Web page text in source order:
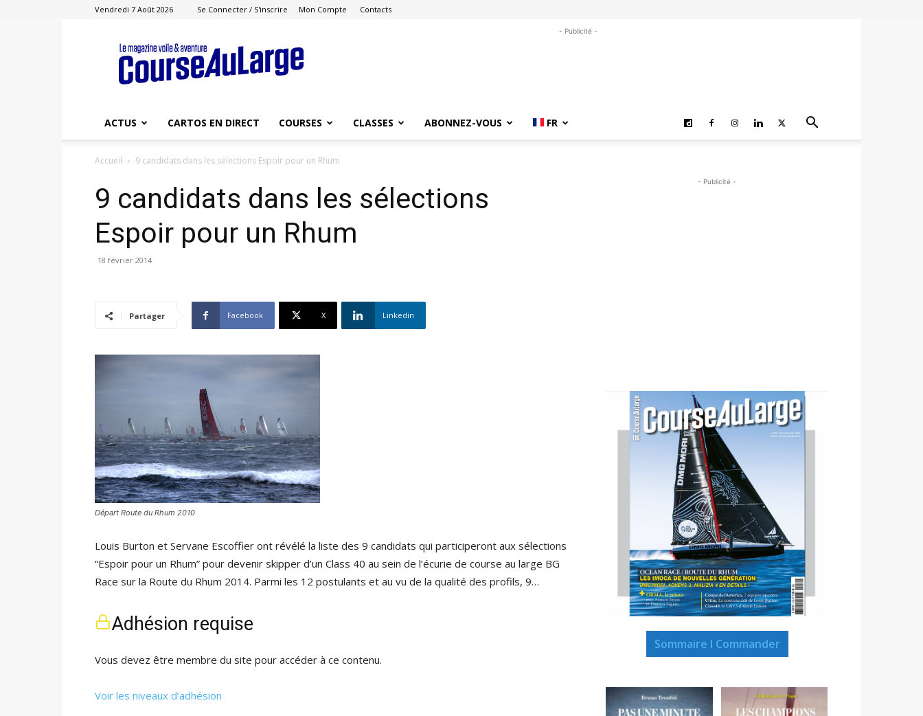
Vendredi 7 Août 2026 Se Connecter / S'inscrire Mon Compte Contacts
Course
au
Large
- Publicité -
ACTUS CARTOS EN DIRECT COURSES CLASSES ABONNEZ-VOUS FR
Accueil 9 candidats dans les sélections Espoir pour un Rhum
9 candidats dans les sélections
Espoir pour un Rhum
18 février 2014
Partager Facebook X Linkedin
Départ Route du Rhum 2010
Louis Burton et Servane Escoffier ont révélé la liste des 9 candidats qui participeront aux sélections
“Espoir pour un Rhum” pour devenir skipper d’un Class 40 au sein de l’écurie de course au large BG
Race sur la Route du Rhum 2014. Parmi les 12 postulants et au vu de la qualité des profils, 9…
Adhésion requise
Vous devez être membre du site pour accéder à ce contenu.
Voir les niveaux d’adhésion
- Publicité -
Sommaire I Commander